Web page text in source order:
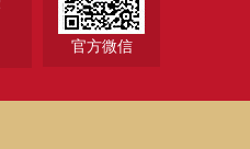
官方微信